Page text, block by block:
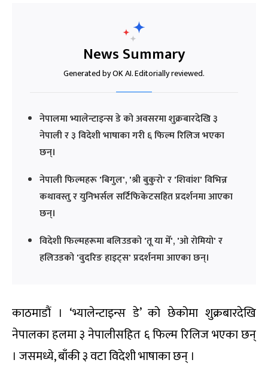
News Summary
Generated by OK AI. Editorially reviewed.
नेपालमा भ्यालेन्टाइन्स डे को अवसरमा शुक्रबारदेखि ३
नेपाली र ३ विदेशी भाषाका गरी ६ फिल्म रिलिज भएका
छन्।
नेपाली फिल्महरू 'बिगुल', 'श्री बुकुरो' र 'शिवांश' विभिन्न
कथावस्तु र युनिभर्सल सर्टिफिकेटसहित प्रदर्शनमा आएका
छन्।
विदेशी फिल्महरूमा बलिउडको 'तू या मेँ', 'ओ रोमियो' र
हलिउडको 'वुदरिङ हाइट्स' प्रदर्शनमा आएका छन्।
काठमाडौं । ‘भ्यालेन्टाइन्स डे’ को छेकोमा शुक्रबारदेखि
नेपालका हलमा ३ नेपालीसहित ६ फिल्म रिलिज भएका छन्
। जसमध्ये, बाँकी ३ वटा विदेशी भाषाका छन् ।